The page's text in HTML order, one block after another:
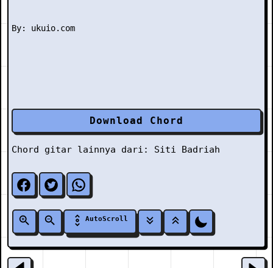
Download Chord
Chord gitar lainnya dari: Siti Badriah
AutoScroll